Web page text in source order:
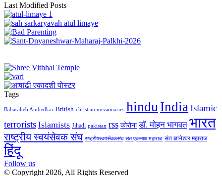
Last Modified Posts
Tags
Babasaheb Ambedkar British christian missionaries hindu India Islamic
terrorists Islamists Jihadi pakistan rss कोरोना डॉ. मोहन भागवत भारत
राष्ट्रीय स्वयंसेवक संघ राष्ट्रीयस्वयंसेवकसंघ संत एकनाथ महाराज संत ज्ञानेश्वर महाराज
हिंदू
Follow us
© Copyright 2026, All Rights Reserved